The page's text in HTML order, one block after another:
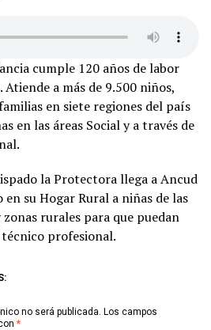
cumple 120 años de labor
a más de 9.500 niños,
en siete regiones del país
en las áreas Social y a través de
la Protectora llega a Ancud
su Hogar Rural a niñas de las
rurales para que puedan
profesional.
no será publicada. Los campos
*